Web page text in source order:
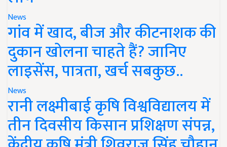
News
गांव में खाद, बीज और कीटनाशक की
दुकान खोलना चाहते हैं? जानिए
लाइसेंस, पात्रता, खर्च सबकुछ..
News
रानी लक्ष्मीबाई कृषि विश्वविद्यालय में
तीन दिवसीय किसान प्रशिक्षण संपन्न,